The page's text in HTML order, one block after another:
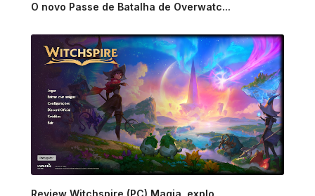
O novo Passe de Batalha de Overwatc...
Review Witchspire (PC) Magia, explo...